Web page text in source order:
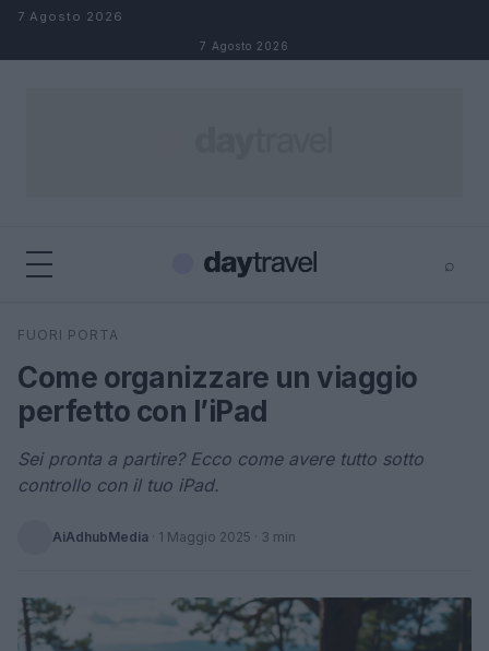
Salta al contenuto
7 Agosto 2026
7 Agosto 2026
⌕
Cerca
FUORI PORTA
Come organizzare un viaggio
perfetto con l’iPad
Sei pronta a partire? Ecco come avere tutto sotto
controllo con il tuo iPad.
AiAdhubMedia · 1 Maggio 2025 · 3 min